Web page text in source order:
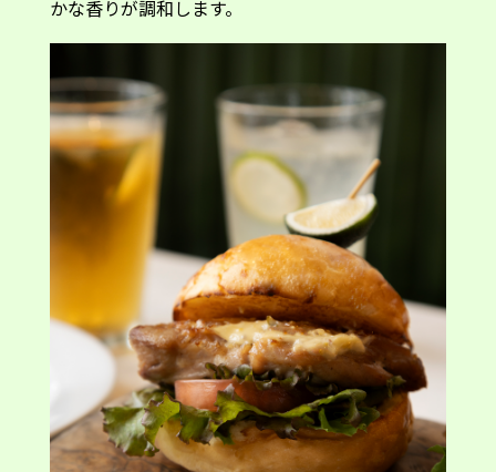
かな香りが調和します。